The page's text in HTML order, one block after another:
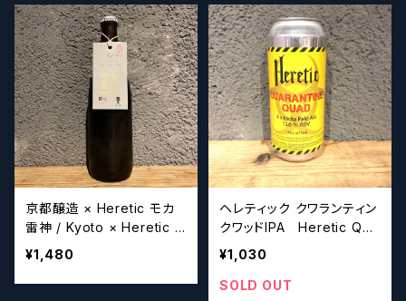
京都醸造 × Heretic モカ
雷神 / Kyoto × Heretic M
OCHA THUNDER【クラフ
トビールシザーズ】
¥1,480
ヘレティック クワランティン
クワッドIPA Heretic Qua
rantine Quad IPA【クラフ
トビールシザーズ】
¥1,030
SOLD OUT